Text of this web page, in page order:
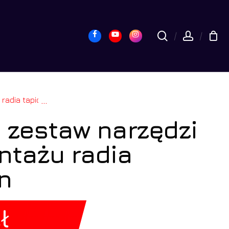
search
FacebookYoutubeInstagram
osłon ...
narzędzi
radia